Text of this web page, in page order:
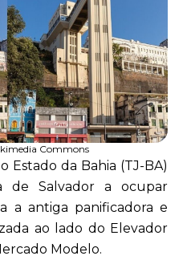
Commons
Estado da Bahia (TJ-BA)
de Salvador a ocupar
a antiga panificadora e
ao lado do Elevador
Modelo.